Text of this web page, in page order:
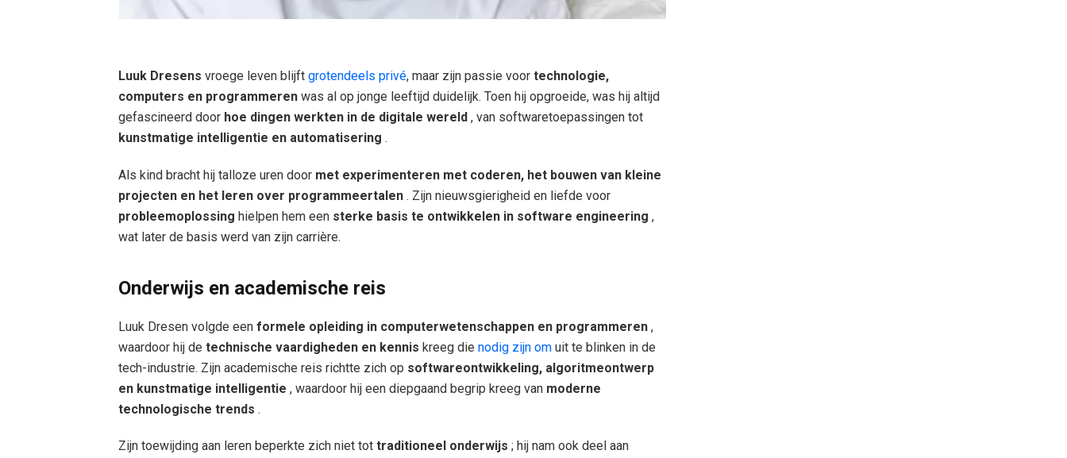
Luuk Dresens vroege leven blijftgrotendeels privé, maar zijn passie voortechnologie,
computers en programmeren was al op jonge leeftijd duidelijk. Toen hij opgroeide, was hij altijd
gefascineerd door hoe dingen werkten in de digitale wereld , van softwaretoepassingen tot
kunstmatige intelligentie en automatisering .
Als kind bracht hij talloze uren door met experimenteren met coderen, het bouwen van kleine
projecten en het leren over programmeertalen . Zijn nieuwsgierigheid en liefde voor
probleemoplossing hielpen hem een ​​sterke basis te ontwikkelen in software engineering ,
wat later de basis werd van zijn carrière.
Onderwijs en academische reis
Luuk Dresen volgde eenformele opleiding in computerwetenschappen en programmeren ,
waardoor hij detechnische vaardigheden en kennis kreeg dienodig zijn om uit te blinken in de
tech-industrie. Zijn academische reis richtte zich op softwareontwikkeling, algoritmeontwerp
en kunstmatige intelligentie , waardoor hij een diepgaand begrip kreeg van moderne
technologische trends .
Zijn toewijding aan leren beperkte zich niet tottraditioneel onderwijs ; hij nam ook deel aan